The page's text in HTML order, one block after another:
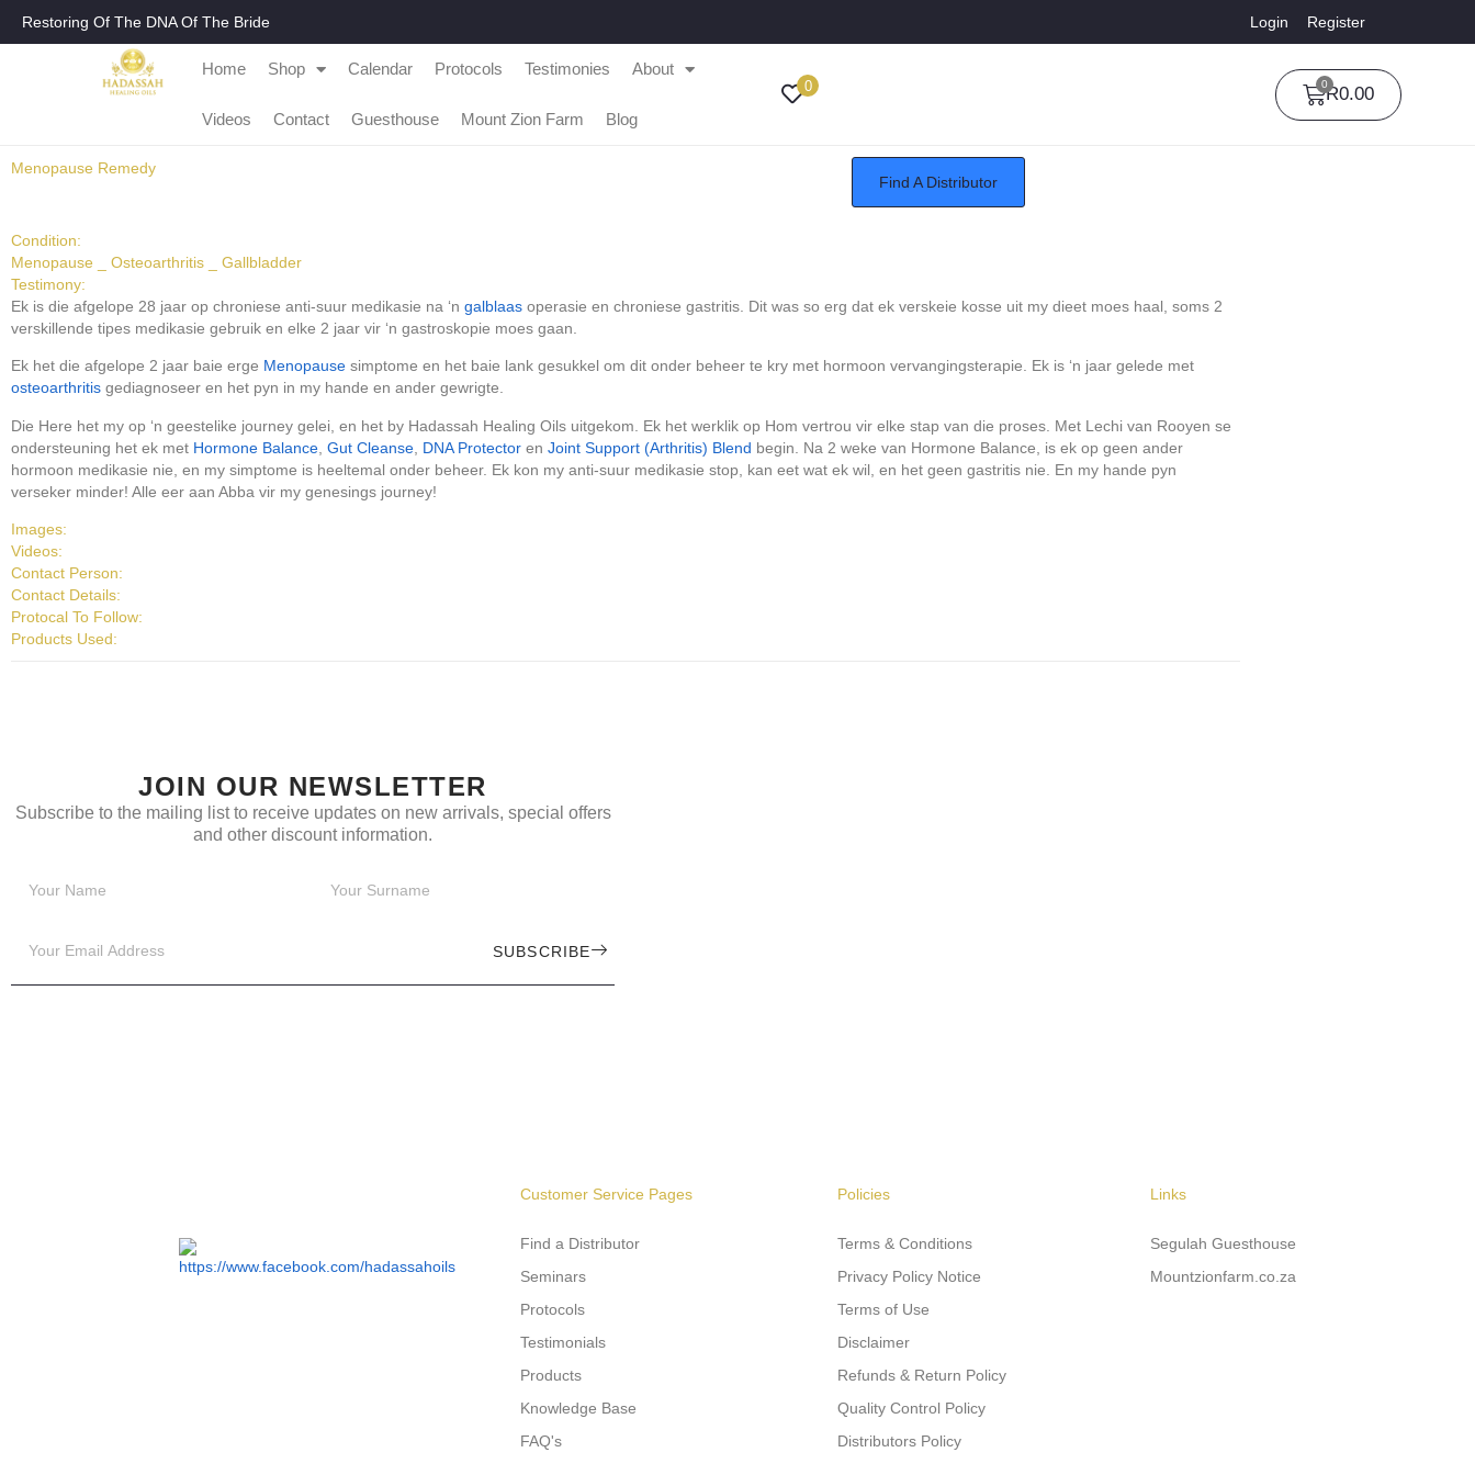
Restoring Of The DNA Of The Bride Login Register
Home Shop Calendar Protocols Testimonies About
Videos Contact Guesthouse Mount Zion Farm Blog
0 R0.00
0
Menopause Remedy
Find A Distributor
Condition:
Menopause _ Osteoarthritis _ Gallbladder
Testimony:
Ek is die afgelope 28 jaar op chroniese anti-suur medikasie na ‘n galblaas operasie en chroniese gastritis. Dit was so erg dat ek verskeie kosse uit my dieet moes haal, soms 2
verskillende tipes medikasie gebruik en elke 2 jaar vir ‘n gastroskopie moes gaan.
Ek het die afgelope 2 jaar baie erge Menopause simptome en het baie lank gesukkel om dit onder beheer te kry met hormoon vervangingsterapie. Ek is ‘n jaar gelede met
osteoarthritis gediagnoseer en het pyn in my hande en ander gewrigte.
Die Here het my op ‘n geestelike journey gelei, en het by Hadassah Healing Oils uitgekom. Ek het werklik op Hom vertrou vir elke stap van die proses. Met Lechi van Rooyen se
ondersteuning het ek met Hormone Balance Gut Cleanse DNA Protector en Joint Support (Arthritis) Blend begin. Na 2 weke van Hormone Balance, is ek op geen ander
hormoon medikasie nie, en my simptome is heeltemal onder beheer. Ek kon my anti-suur medikasie stop, kan eet wat ek wil, en het geen gastritis nie. En my hande pyn
verseker minder! Alle eer aan Abba vir my genesings journey!
Images:
Videos:
Contact Person:
Contact Details:
Protocal To Follow:
Products Used:
JOIN OUR NEWSLETTER
Subscribe to the mailing list to receive updates on new arrivals, special offers
and other discount information.
SUBSCRIBE
Customer Service Pages
Find a Distributor
Seminars
Protocols
Testimonials
Products
Knowledge Base
FAQ's
Policies
Terms & Conditions
Privacy Policy Notice
Terms of Use
Disclaimer
Refunds & Return Policy
Quality Control Policy
Distributors Policy
Links
Segulah Guesthouse
Mountzionfarm.co.za